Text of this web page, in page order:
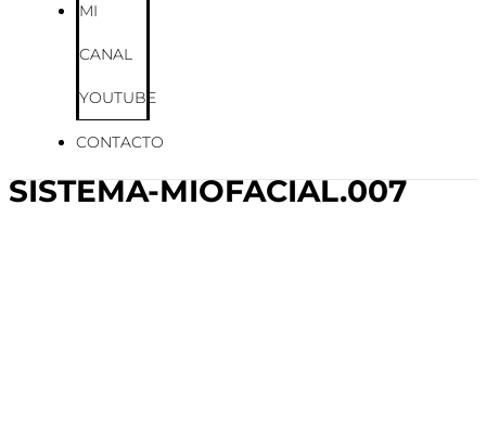
MI
CANAL
YOUTUBE
CONTACTO
SISTEMA-MIOFACIAL.007